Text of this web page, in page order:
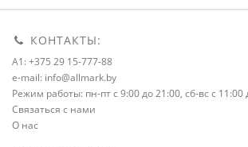
КОНТАКТЫ:
A1: +375 29 15-777-88
e-mail: info@allmark.by
Режим работы: пн-пт с 9:00 до 21:00, сб-вс с 11:00
Связаться с нами
О нас